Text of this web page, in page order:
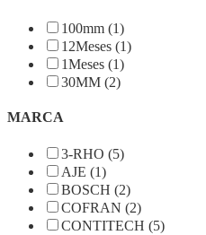
100mm (1)
12Meses (1)
1Meses (1)
30MM (2)
MARCA
3-RHO (5)
AJE (1)
BOSCH (2)
COFRAN (2)
CONTITECH (5)